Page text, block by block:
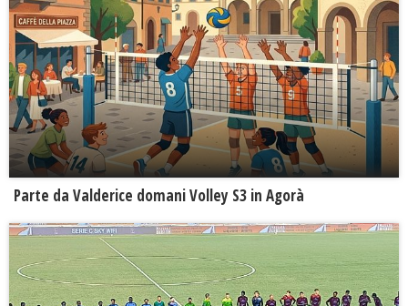
Parte da Valderice domani Volley S3 in Agorà